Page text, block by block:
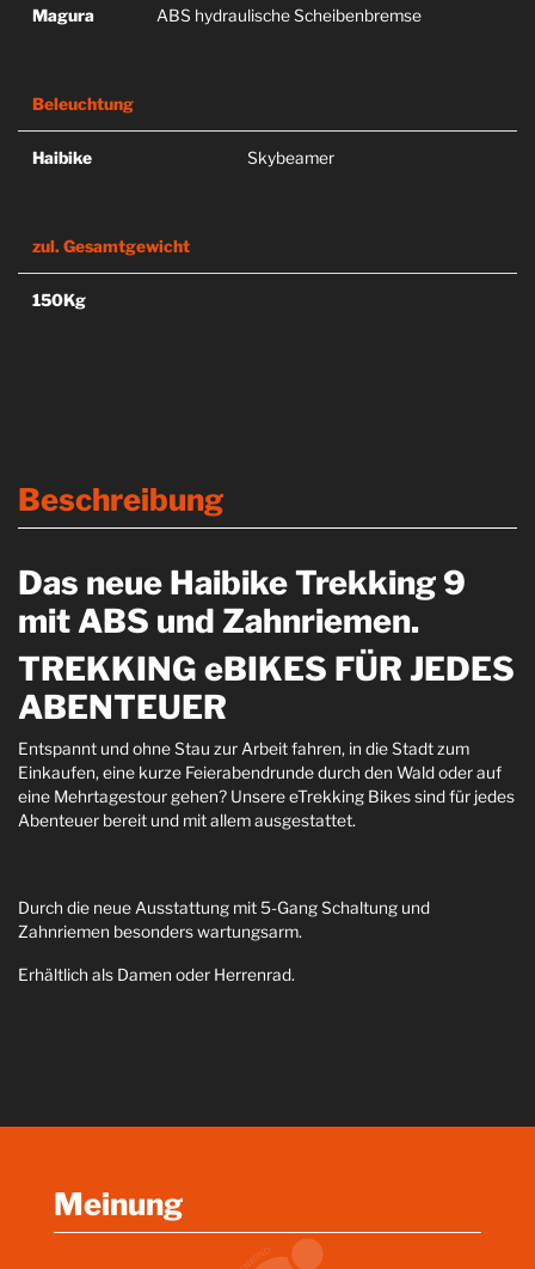
Magura ABS hydraulische Scheibenbremse
Beleuchtung
Haibike Skybeamer
zul. Gesamtgewicht
150Kg
Beschreibung
Das neue Haibike Trekking 9
mit ABS und Zahnriemen.
TREKKING eBIKES FÜR JEDES
ABENTEUER
Entspannt und ohne Stau zur Arbeit fahren, in die Stadt zum
Einkaufen, eine kurze Feierabendrunde durch den Wald oder auf
eine Mehrtagestour gehen? Unsere eTrekking Bikes sind für jedes
Abenteuer bereit und mit allem ausgestattet.
Durch die neue Ausstattung mit 5-Gang Schaltung und
Zahnriemen besonders wartungsarm.
Erhältlich als Damen oder Herrenrad.
Meinung